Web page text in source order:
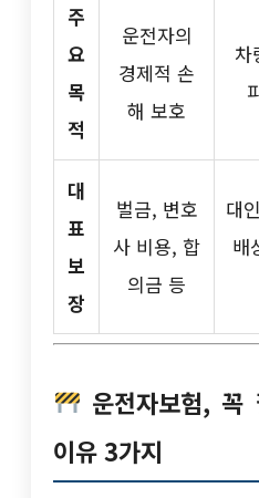
주
요
목
적
운전자의
경제적 손
해 보호
차
대
표
보
장
벌금, 변호
사 비용, 합
의금 등
대
배
운전자보험, 꼭
이유 3가지